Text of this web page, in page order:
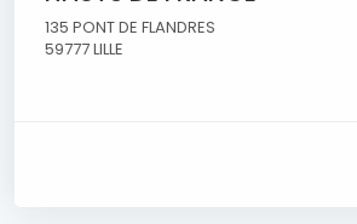
135 PONT DE FLANDRES
59777 LILLE